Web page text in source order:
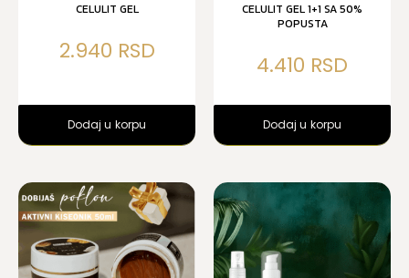
CELULIT GEL
2.940
Dodaj u korpu
CELULIT GEL 1+1 SA 50%
POPUSTA
4.410
Dodaj u korpu